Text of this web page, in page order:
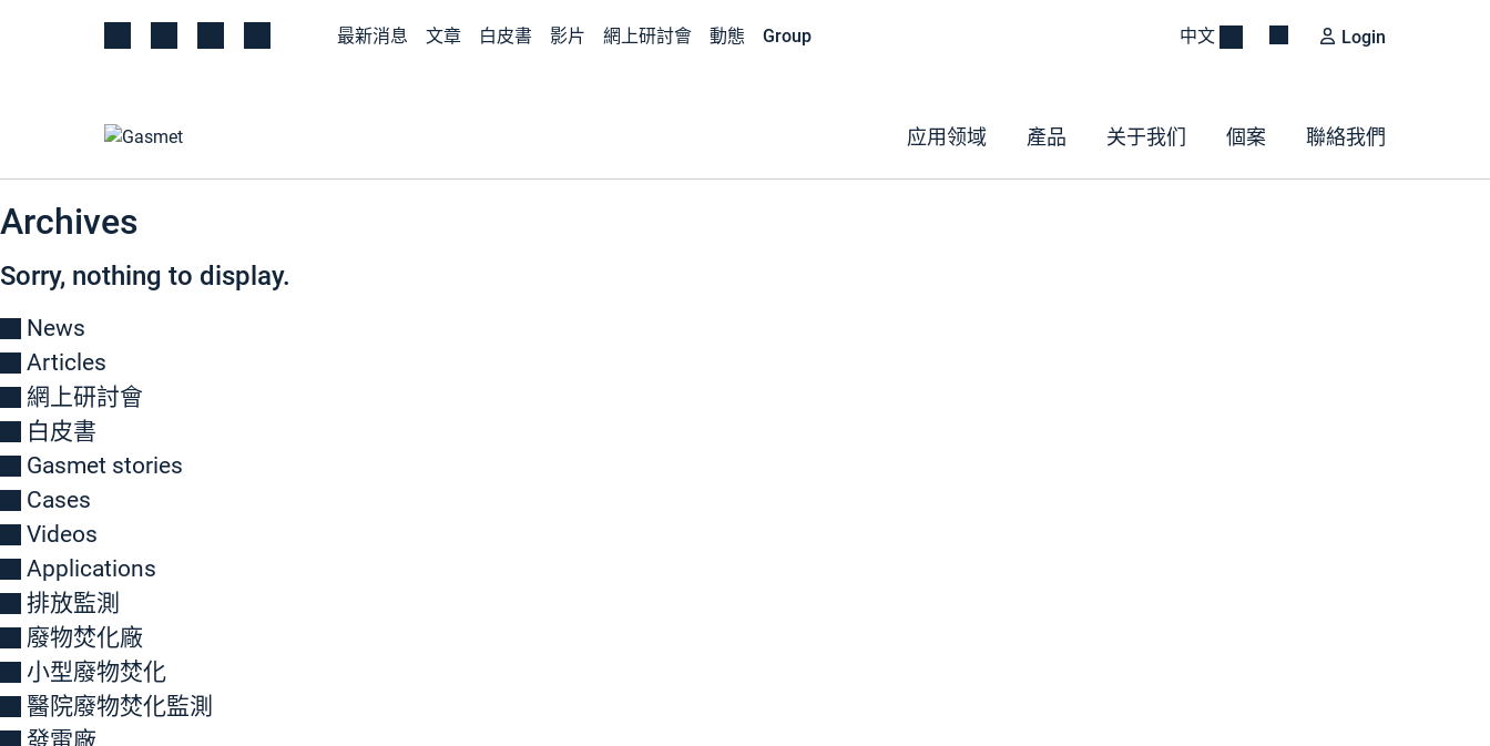
最新消息 文章 白皮書 影片 網上研討會 動態 Group 中文 Login
应用领域 產品 关于我们 個案 聯絡我們
Archives
Sorry, nothing to display.
News
Articles
網上研討會
白皮書
Gasmet stories
Cases
Videos
Applications
排放監測
廢物焚化廠
小型廢物焚化
醫院廢物焚化監測
發電廠